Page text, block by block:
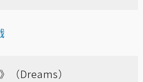
（Dreams）